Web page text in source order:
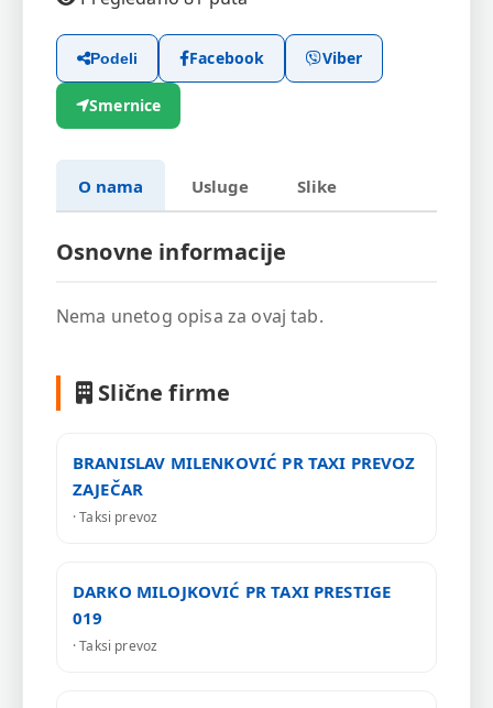
Podeli Facebook Viber
Smernice
O nama Usluge Slike
Osnovne informacije
Nema unetog opisa za ovaj tab.
Slične firme
BRANISLAV MILENKOVIĆ PR TAXI PREVOZ
ZAJEČAR
· Taksi prevoz
DARKO MILOJKOVIĆ PR TAXI PRESTIGE
019
· Taksi prevoz